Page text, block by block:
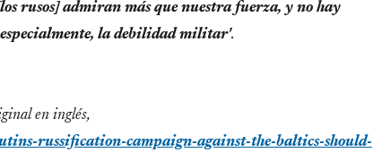
rusos] admiran más que nuestra fuerza, y no hay
especialmente, la debilidad militar'.
en inglés,
russification-campaign-against-the-baltics-should-